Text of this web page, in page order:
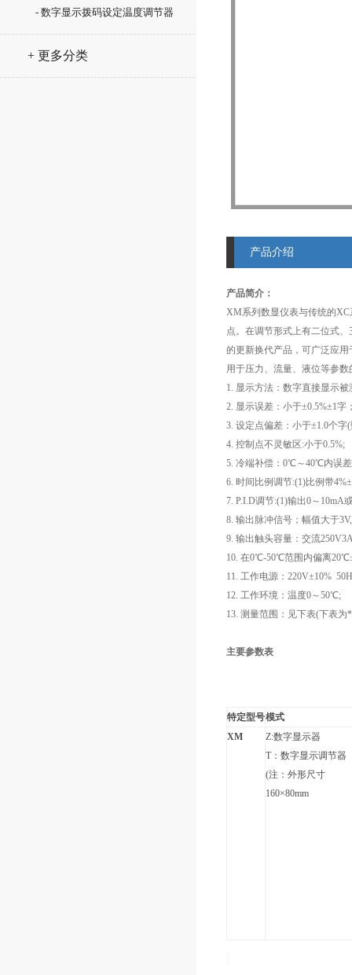
102M
- 数字显示拨码设定温度调节器
XMTA-2301M
+ 更多分类
产品介绍
产品简介：
XM系列数显仪表与传统的
点。在调节形式上有二位式
的更新换代产品，可广泛应
用于压力、流量、液位等参
1. 显示方法：数字直接显示被
2. 显示误差：小于±0.5%±1字
3. 设定点偏差：小于±1.0个
4. 控制点不灵敏区:小于0.5%;
5. 冷端补偿：0℃～40℃内误
6. 时间比例调节:(1)比例带
7. P.I.D调节:(1)输出0～10mA
8. 输出脉冲信号；幅值大于
9. 输出触头容量：交流
10. 在0℃-50℃范围内偏离
11. 工作电源：220V±10%
12. 工作环境：温度0～50℃;
13. 测量范围：见下表(下表
主要参数表
特定型号模式
XM
Z:数字显示器
T：数字显示调节器
(注：外形尺寸
160×80mm